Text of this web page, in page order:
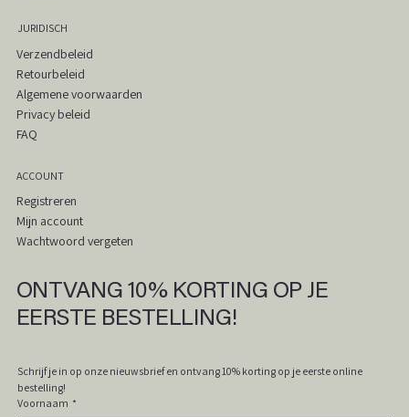
JURIDISCH
Verzendbeleid
Retourbeleid
Algemene voorwaarden
Privacy beleid
FAQ
ACCOUNT
Registreren
Mijn account
Wachtwoord vergeten
ONTVANG 10% KORTING OP JE
EERSTE BESTELLING!
Schrijf je in op onze nieuwsbrief en ontvang 10% korting op je eerste online
Voornaam *